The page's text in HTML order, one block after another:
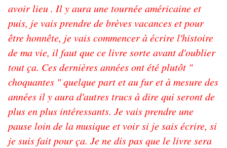
avoir lieu . Il y aura une tournée américaine et
puis, je vais prendre de brèves vacances et pour
être honnête, je vais commencer à écrire l'histoire
de ma vie, il faut que ce livre sorte avant d'oublier
tout ça. Ces dernières années ont été plutôt "
choquantes " quelque part et au fur et à mesure des
années il y aura d'autres trucs à dire qui seront de
plus en plus intéressants. Je vais prendre une
pause loin de la musique et voir si je sais écrire, si
je suis fait pour ça. Je ne dis pas que le livre sera